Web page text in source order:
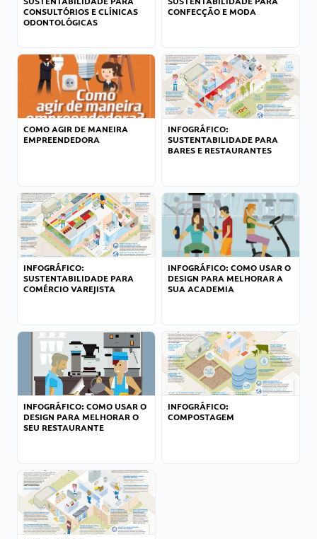
CONSULTÓRIOS E CLÍNICAS
ODONTOLÓGICAS
CONFECÇÃO E MODA
COMO AGIR DE MANEIRA
EMPREENDEDORA
INFOGRÁFICO:
SUSTENTABILIDADE PARA
BARES E RESTAURANTES
INFOGRÁFICO:
SUSTENTABILIDADE PARA
COMÉRCIO VAREJISTA
INFOGRÁFICO: COMO USAR O
DESIGN PARA MELHORAR A
SUA ACADEMIA
INFOGRÁFICO: COMO USAR O
DESIGN PARA MELHORAR O
SEU RESTAURANTE
INFOGRÁFICO:
COMPOSTAGEM